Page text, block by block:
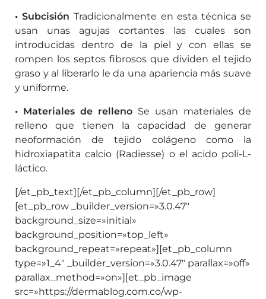
• Subcisión Tradicionalmente en esta técnica se
usan unas agujas cortantes las cuales son
introducidas dentro de la piel y con ellas se
rompen los septos fibrosos que dividen el tejido
graso y al liberarlo le da una apariencia más suave
y uniforme.
• Materiales de relleno Se usan materiales de
relleno que tienen la capacidad de generar
neoformación de tejido colágeno como la
hidroxiapatita calcio (Radiesse) o el acido poli-L-
láctico.
[/et_pb_text][/et_pb_column][/et_pb_row]
[et_pb_row _builder_version=»3.0.47″
background_size=»initial»
background_position=»top_left»
background_repeat=»repeat»][et_pb_column
type=»1_4″ _builder_version=»3.0.47″ parallax=»off»
parallax_method=»on»][et_pb_image
src=»https://dermablog.com.co/wp-